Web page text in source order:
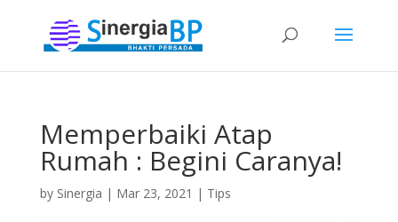
Memperbaiki Atap
Rumah : Begini Caranya!
by Sinergia | Mar 23, 2021 | Tips